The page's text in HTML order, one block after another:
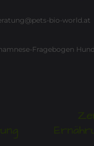
bio-world.at
Fragebogen Hund